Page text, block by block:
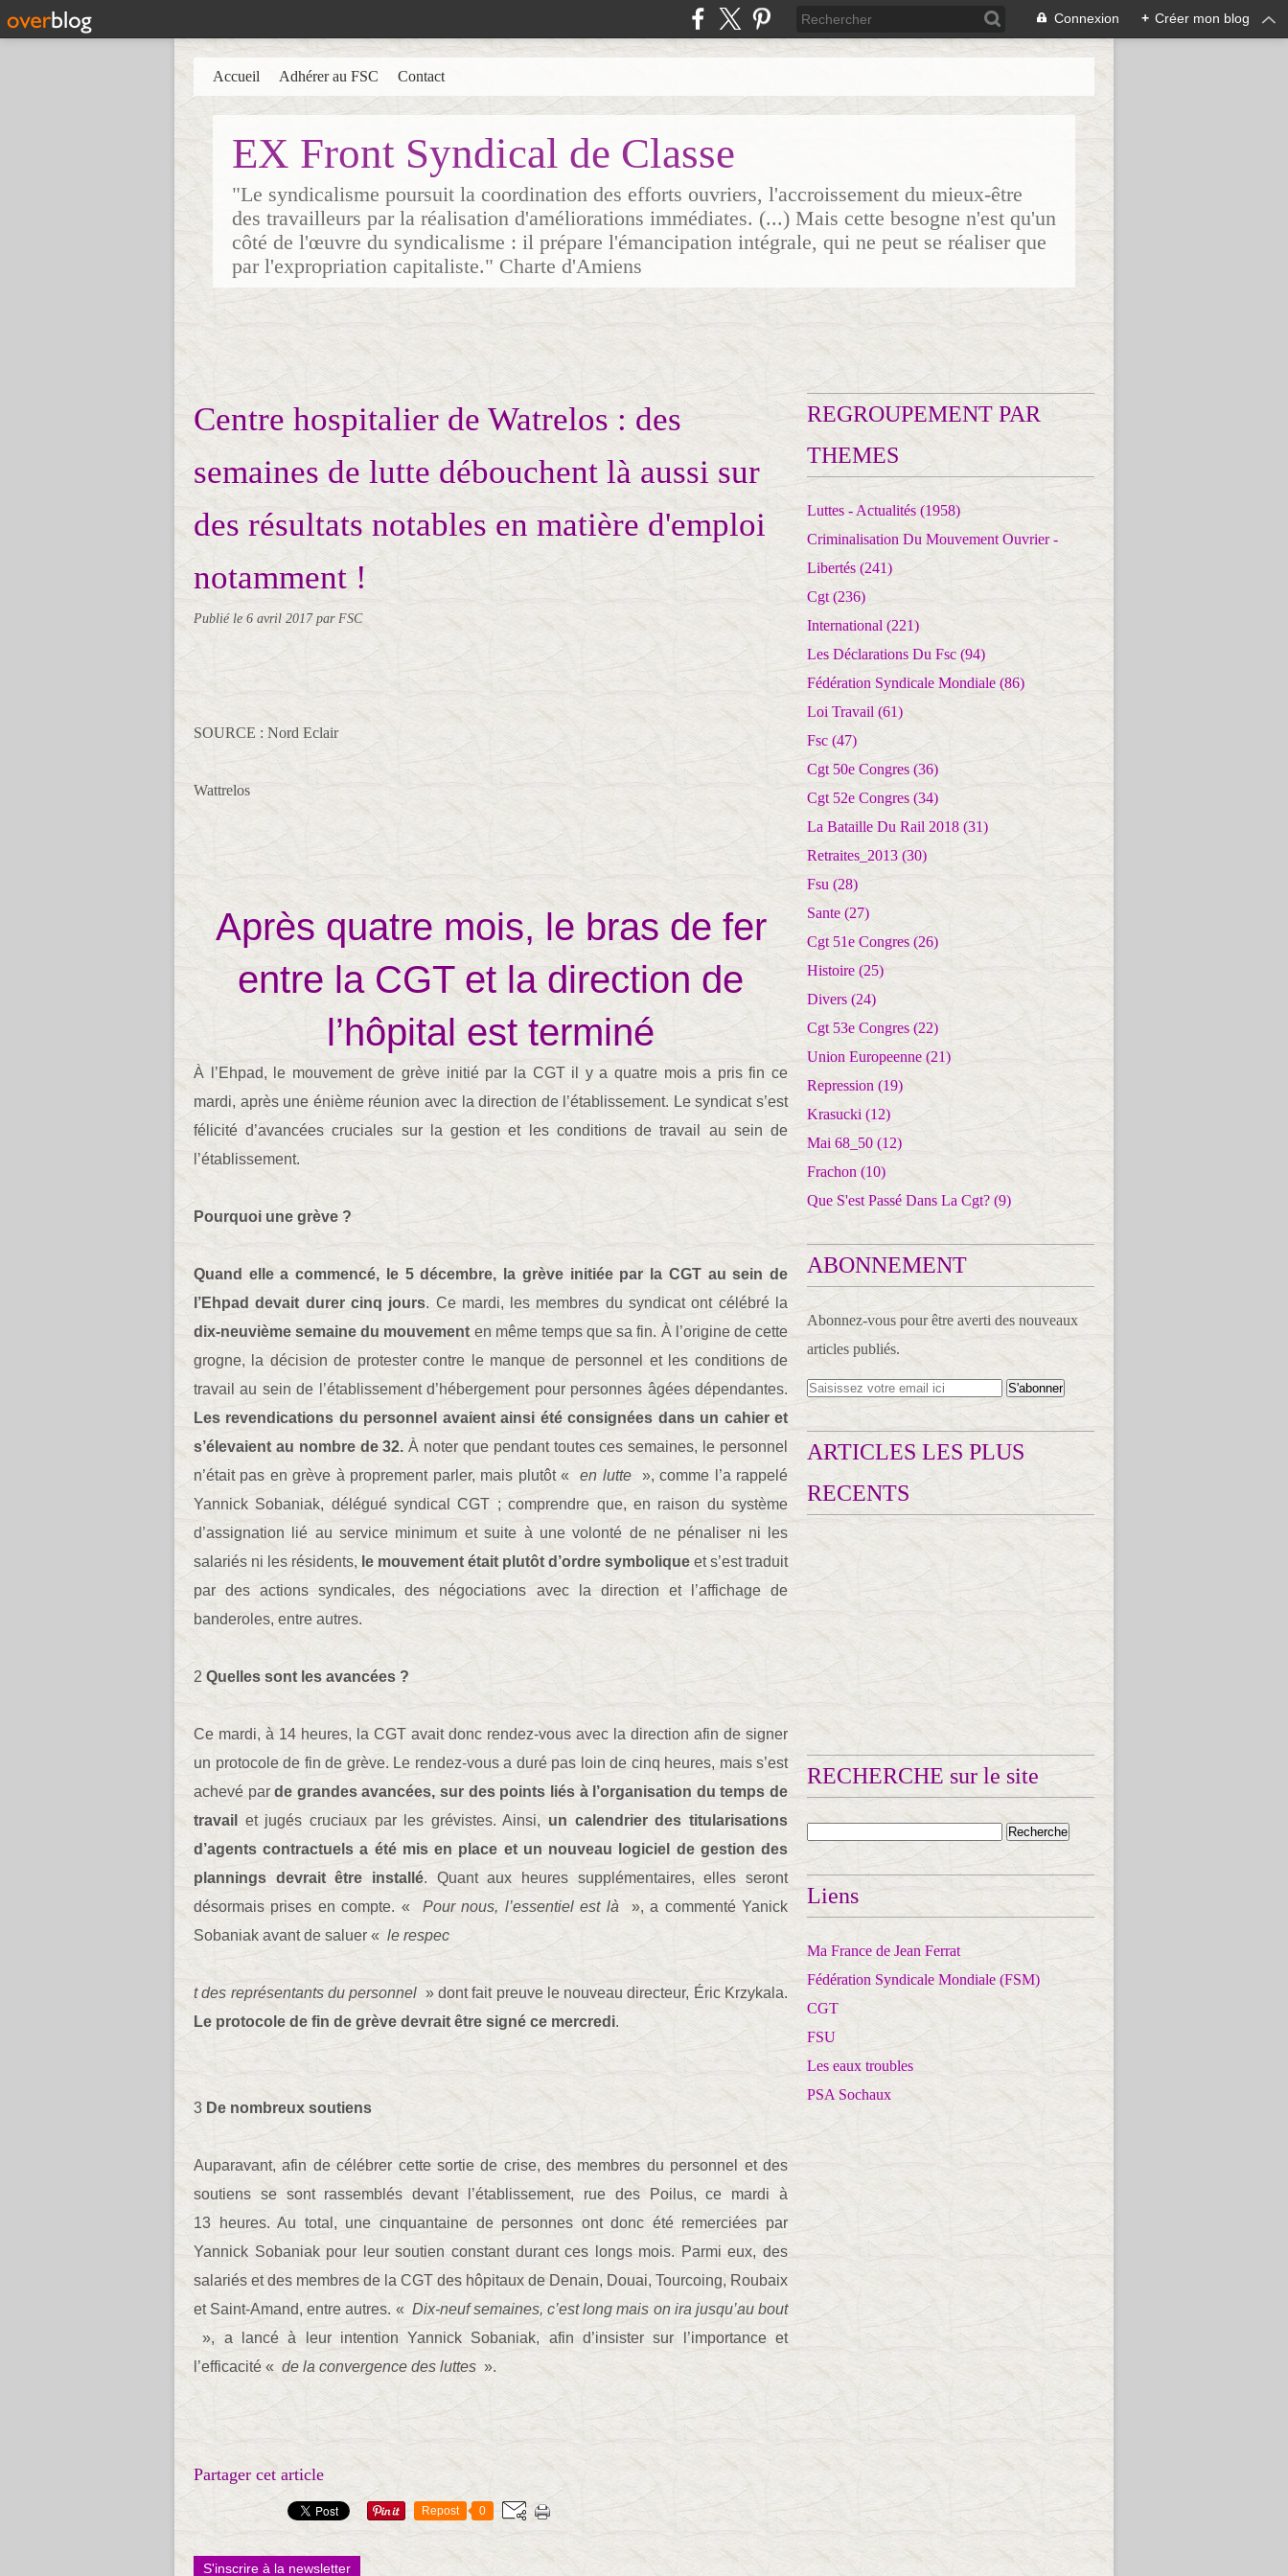
Connexion + Créer mon blog
EX Front Syndical de Classe
"Le syndicalisme poursuit la coordination des efforts ouvriers, l'accroissement du mieux-être
des travailleurs par la réalisation d'améliorations immédiates. (...) Mais cette besogne n'est qu'un
côté de l'œuvre du syndicalisme : il prépare l'émancipation intégrale, qui ne peut se réaliser que
par l'expropriation capitaliste." Charte d'Amiens
Accueil Adhérer au FSC Contact
Centre hospitalier de Watrelos : des
semaines de lutte débouchent là aussi sur
des résultats notables en matière d'emploi
notamment !
Publié le 6 avril 2017par FSC
SOURCE : Nord Eclair
Wattrelos
Après quatre mois, le bras de fer
entre la CGT et la direction de
l’hôpital est terminé
À l’Ehpad, le mouvement de grève initié par la CGT il y a quatre mois a pris fin ce
mardi, après une énième réunion avec la direction de l’établissement. Le syndicat s’est
félicité d’avancées cruciales sur la gestion et les conditions de travail au sein de
l’établissement.
Pourquoi une grève ?
Quand elle a commencé, le 5 décembre, la grève initiée par la CGT au sein de
l’Ehpad devait durer cinq jours. Ce mardi, les membres du syndicat ont célébré la
dix-neuvième semaine du mouvement en même temps que sa fin. À l’origine de cette
grogne, la décision de protester contre le manque de personnel et les conditions de
travail au sein de l’établissement d’hébergement pour personnes âgées dépendantes.
Les revendications du personnel avaient ainsi été consignées dans un cahier et
s’élevaient au nombre de 32. À noter que pendant toutes ces semaines, le personnel
n’était pas en grève à proprement parler, mais plutôt «en lutte», comme l’a rappelé
Yannick Sobaniak, délégué syndical CGT ; comprendre que, en raison du système
d’assignation lié au service minimum et suite à une volonté de ne pénaliser ni les
salariés ni les résidents, le mouvement était plutôt d’ordre symbolique et s’est traduit
par des actions syndicales, des négociations avec la direction et l’affichage de
banderoles, entre autres.
2 Quelles sont les avancées ?
Ce mardi, à 14 heures, la CGT avait donc rendez-vous avec la direction afin de signer
un protocole de fin de grève. Le rendez-vous a duré pas loin de cinq heures, mais s’est
achevé parde grandes avancées, sur des points liés à l’organisation du temps de
travail
et jugés cruciaux par les grévistes. Ainsi, un calendrier des titularisations
d’agents contractuels a été mis en place et un nouveau logiciel de gestion des
plannings devrait être installé. Quant aux heures supplémentaires, elles seront
désormais prises en compte. « Pour nous, l’essentiel est là », a commenté Yanick
Sobaniak avant de saluer « le respec
t des représentants du personnel » dont fait preuve le nouveau directeur, Éric Krzykala.
Le protocole de fin de grève devrait être signé ce mercredi.
3 De nombreux soutiens
Auparavant, afin de célébrer cette sortie de crise, des membres du personnel et des
soutiens se sont rassemblés devant l’établissement, rue des Poilus, ce mardi à
13 heures. Au total, une cinquantaine de personnes ont donc été remerciées par
Yannick Sobaniak pour leur soutien constant durant ces longs mois. Parmi eux, des
salariés et des membres de la CGT des hôpitaux de Denain, Douai, Tourcoing, Roubaix
et Saint-Amand, entre autres. « Dix-neuf semaines, c’est long mais on ira jusqu’au bout
», a lancé à leur intention Yannick Sobaniak, afin d’insister sur l’importance et
l’efficacité « de la convergence des luttes ».
Partager cet article
Repost 0
S'inscrire à la newsletter
REGROUPEMENT PAR
THEMES
Luttes - Actualités (1958)
Criminalisation Du Mouvement Ouvrier -
Libertés (241)
Cgt (236)
International (221)
Les Déclarations Du Fsc (94)
Fédération Syndicale Mondiale (86)
Loi Travail (61)
Fsc (47)
Cgt 50e Congres (36)
Cgt 52e Congres (34)
La Bataille Du Rail 2018 (31)
Retraites_2013 (30)
Fsu (28)
Sante (27)
Cgt 51e Congres (26)
Histoire (25)
Divers (24)
Cgt 53e Congres (22)
Union Europeenne (21)
Repression (19)
Krasucki (12)
Mai 68_50 (12)
Frachon (10)
Que S'est Passé Dans La Cgt? (9)
ABONNEMENT
Abonnez-vous pour être averti des nouveaux
articles publiés.
ARTICLES LES PLUS
RECENTS
RECHERCHE sur le site
Liens
Ma France de Jean Ferrat
Fédération Syndicale Mondiale (FSM)
CGT
FSU
Les eaux troubles
PSA Sochaux